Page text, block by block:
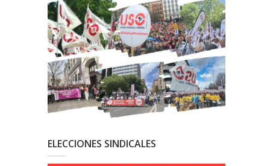
ELECCIONES SINDICALES